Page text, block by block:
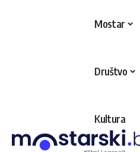
Mostar
Društvo
Kultura